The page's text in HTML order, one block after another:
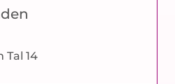
Tal 14